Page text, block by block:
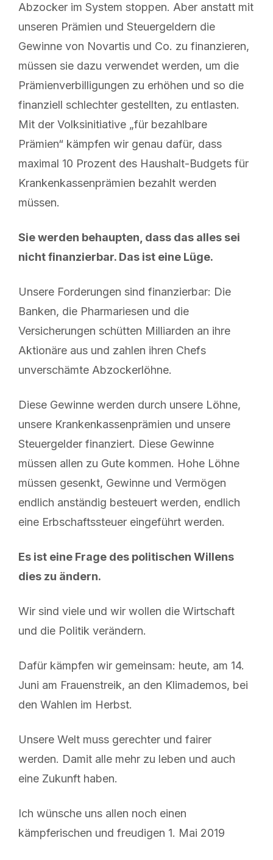
Abzocker im System stoppen. Aber anstatt mit
unseren Prämien und Steuergeldern die
Gewinne von Novartis und Co. zu finanzieren,
müssen sie dazu verwendet werden, um die
Prämienverbilligungen zu erhöhen und so die
finanziell schlechter gestellten, zu entlasten.
Mit der Volksinitiative „für bezahlbare
Prämien“ kämpfen wir genau dafür, dass
maximal 10 Prozent des Haushalt-Budgets für
Krankenkassenprämien bezahlt werden
müssen.
Sie werden behaupten, dass das alles sei
nicht finanzierbar. Das ist eine Lüge.
Unsere Forderungen sind finanzierbar: Die
Banken, die Pharmariesen und die
Versicherungen schütten Milliarden an ihre
Aktionäre aus und zahlen ihren Chefs
unverschämte Abzockerlöhne.
Diese Gewinne werden durch unsere Löhne,
unsere Krankenkassenprämien und unsere
Steuergelder finanziert. Diese Gewinne
müssen allen zu Gute kommen. Hohe Löhne
müssen gesenkt, Gewinne und Vermögen
endlich anständig besteuert werden, endlich
eine Erbschaftssteuer eingeführt werden.
Es ist eine Frage des politischen Willens
dies zu ändern.
Wir sind viele und wir wollen die Wirtschaft
und die Politik verändern.
Dafür kämpfen wir gemeinsam: heute, am 14.
Juni am Frauenstreik, an den Klimademos, bei
den Wahlen im Herbst.
Unsere Welt muss gerechter und fairer
werden. Damit alle mehr zu leben und auch
eine Zukunft haben.
Ich wünsche uns allen noch einen
kämpferischen und freudigen 1. Mai 2019